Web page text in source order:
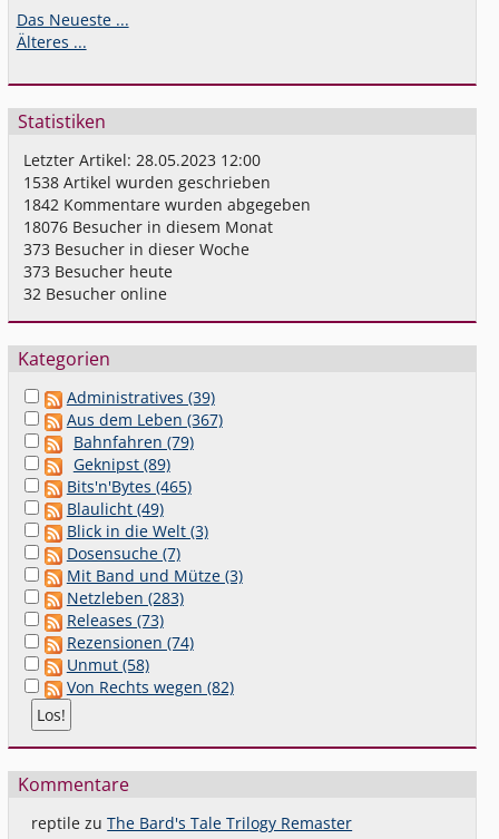
Das Neueste ...
Älteres ...
Statistiken
Letzter Artikel:28.05.2023 12:00
1538 Artikel wurden geschrieben
1842 Kommentare wurden abgegeben
18076 Besucher in diesem Monat
373 Besucher in dieser Woche
373 Besucher heute
32 Besucher online
Kategorien
Administratives (39)
Aus dem Leben (367)
Bahnfahren (79)
Geknipst (89)
Bits'n'Bytes (465)
Blaulicht (49)
Blick in die Welt (3)
Dosensuche (7)
Mit Band und Mütze (3)
Netzleben (283)
Releases (73)
Rezensionen (74)
Unmut (58)
Von Rechts wegen (82)
Kommentare
reptile zuThe Bard's Tale Trilogy Remaster